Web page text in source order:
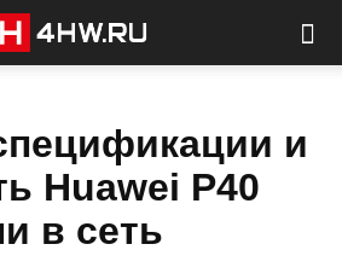
и
Huawei P40
в сеть